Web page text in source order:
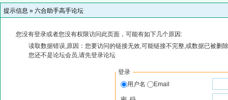
提示信息 » 六合助手高手论坛
您没有登录或者您没有权限访问此页面，可能有如下几个原因:
读取数据错误,原因：您要访问的链接无效,可能链接不完整,或数据已被删
您还不是论坛会员,请先登录论坛
登录
用户名
Email